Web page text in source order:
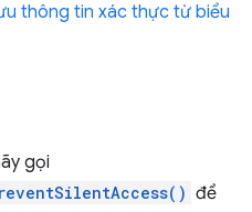
thông tin xác thực từ biểu
gọi
để